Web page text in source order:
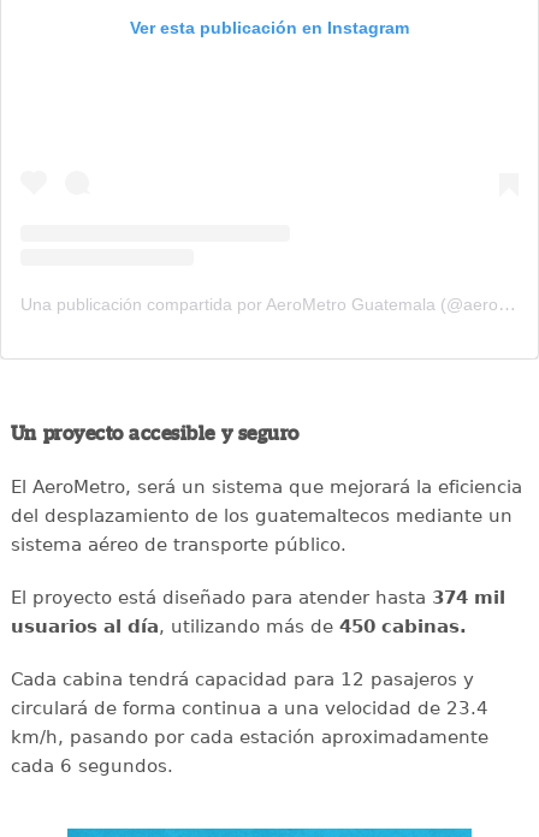
Ver esta publicación en Instagram
Una publicación compartida por AeroMetro Guatemala (@aerometrogt)
Un proyecto accesible y seguro
El AeroMetro, será un sistema que mejorará la eficiencia
del desplazamiento de los guatemaltecos mediante un
sistema aéreo de transporte público.
El proyecto está diseñado para atender hasta 374 mil
usuarios al día, utilizando más de 450 cabinas.
Cada cabina tendrá capacidad para 12 pasajeros y
circulará de forma continua a una velocidad de 23.4
km/h, pasando por cada estación aproximadamente
cada 6 segundos.